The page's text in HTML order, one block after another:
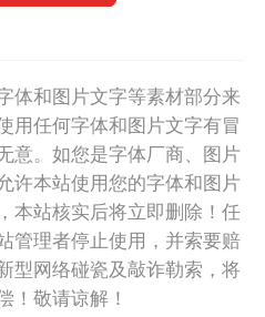
体和图片文字等素材部分来
用任何字体和图片文字有冒
意。如您是字体厂商、图片
许本站使用您的字体和图片
本站核实后将立即删除！任
管理者停止使用，并索要赔
型网络碰瓷及敲诈勒索，将
！敬请谅解！